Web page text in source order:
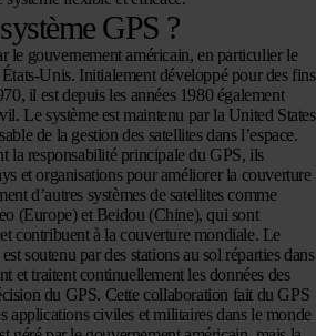
GPS ?
le gouvernement américain, en particulier le
Unis. Initialement développé pour des fins
il est depuis les années 1980 également
Le système est maintenu par la United States
de la gestion des satellites dans l’espace.
la responsabilité principale du GPS, ils
et organisations pour améliorer la couverture
d’autres systèmes de satellites comme
(Europe) et Beidou (Chine), qui sont
contribuent à la couverture mondiale. Le
soutenu par des stations au sol réparties dans
et traitent continuellement les données des
du GPS. Cette collaboration fait du GPS
applications civiles et militaires dans le monde